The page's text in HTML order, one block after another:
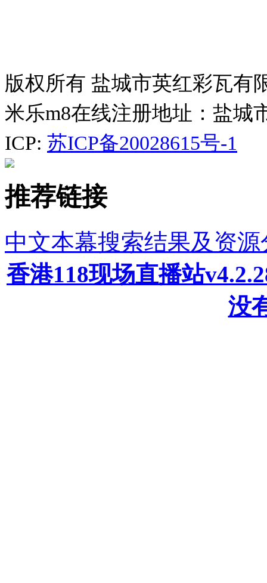
版权所有 盐城市英红彩瓦有
米乐m8在线注册地址：盐城
ICP: 苏ICP备20028615号-1
推荐链接
中文本幕搜索结果及资源
香港118现场直播站
没